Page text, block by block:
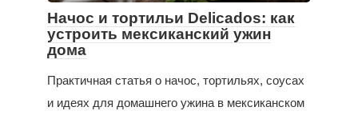
Начос и тортильи Delicados: как
устроить мексиканский ужин
дома
Практичная статья о начос, тортильях, соусах
и идеях для домашнего ужина в мексиканском